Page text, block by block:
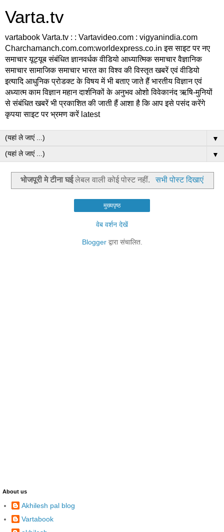
Varta.tv
vartabook Varta.tv : : Vartavideo.com : vigyanindia.com
Charchamanch.com.com:worldexpress.co.in इस साइट पर नए
समाचार यूट्यूब संबंधित ज्ञानवर्धक वीडियो आध्यात्मिक समाचार वैज्ञानिक
समाचार सामाजिक समाचार भारत का विश्व की विस्तृत खबरें एवं वीडियो
इत्यादि आधुनिक प्रोडक्ट के विषय में भी बताए जाते हैं भारतीय विज्ञान एवं
अध्यात्म काम विज्ञान महान दार्शनिकों के अनुभव ओशो विवेकानंद ऋषि-मुनियों
से संबंधित खबरें भी प्रकाशित की जाती हैं आशा है कि आप इसे पसंद करेंगे
कृपया साइट पर भ्रमण करें latest
▼
▼
भोजपूरी मे टीना घईलेबल वाली कोई पोस्ट नहीं. सभी पोस्ट दिखाएं
मुख्यपृष्ठ
वेब वर्शन देखें
Bloggerद्वारा संचालित.
About us
Akhilesh pal blog
Vartabook